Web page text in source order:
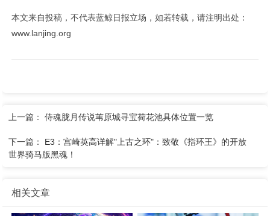
本文来自投稿，不代表蓝鲸日报立场，如若转载，请注明出处：
www.lanjing.org
上一篇：侍魂胧月传说苇原城寻宝荷花池具体位置一览
下一篇： E3：宫崎英高详解"上古之环"：致敬《指环王》的开放
世界骑马版黑魂！
相关文章